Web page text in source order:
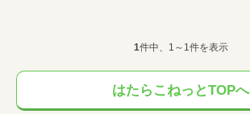
1件中、1～1件を表示
はたらこねっとTOPへ